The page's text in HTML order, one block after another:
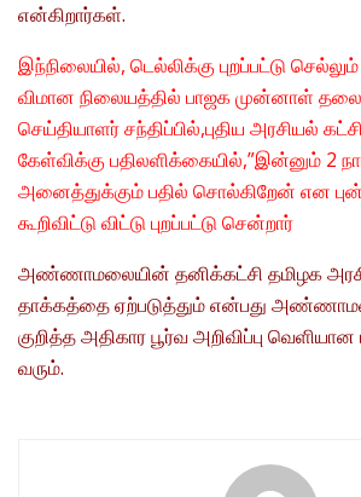
என்கிறார்கள்.
இந்நிலையில், டெல்லிக்கு புறப்பட்டு
விமான நிலையத்தில் பாஜக முன்னாள்
செய்தியாளர் சந்திப்பில்,புதிய அரசியல்
கேள்விக்கு பதிலளிக்கையில்,”இன்னும் 2
அனைத்துக்கும் பதில் சொல்கிறேன் என
கூறிவிட்டு விட்டு புறப்பட்டு சென்றார்
அண்ணாமலையின் தனிக்கட்சி தமிழக
தாக்கத்தை ஏற்படுத்தும் என்பது
குறித்த அதிகார பூர்வ அறிவிப்பு
வரும்.